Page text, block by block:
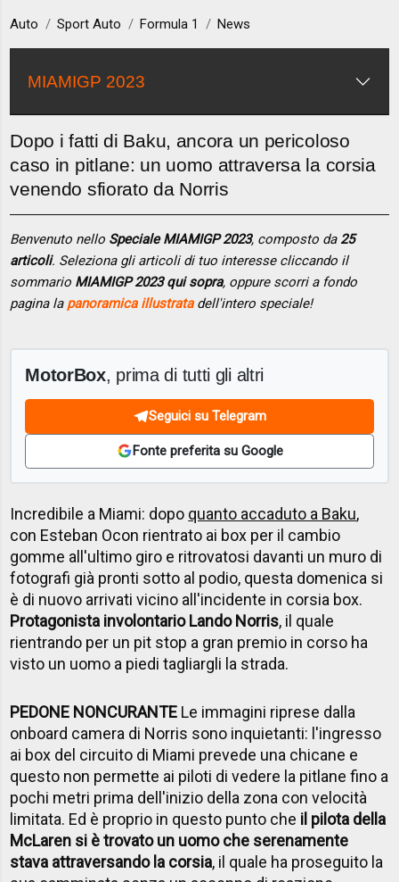
Auto Sport Auto Formula 1 News
MIAMIGP 2023
Dopo i fatti di Baku, ancora un pericoloso
caso in pitlane: un uomo attraversa la corsia
venendo sfiorato da Norris
Benvenuto nello Speciale MIAMIGP 2023, composto da 25
articoli. Seleziona gli articoli di tuo interesse cliccando il
sommario MIAMIGP 2023 qui sopra, oppure scorri a fondo
pagina la panoramica illustratadell'intero speciale!
MotorBox, prima di tutti gli altri
Seguici su Telegram
Fonte preferita su Google
Incredibile a Miami: dopo quanto accaduto a Baku,
con Esteban Ocon rientrato ai box per il cambio
gomme all'ultimo giro e ritrovatosi davanti un muro di
fotografi già pronti sotto al podio, questa domenica si
è di nuovo arrivati vicino all'incidente in corsia box.
Protagonista involontario Lando Norris, il quale
rientrando per un pit stop a gran premio in corso ha
visto un uomo a piedi tagliargli la strada.
PEDONE NONCURANTE Le immagini riprese dalla
onboard camera di Norris sono inquietanti: l'ingresso
ai box del circuito di Miami prevede una chicane e
questo non permette ai piloti di vedere la pitlane fino a
pochi metri prima dell'inizio della zona con velocità
limitata. Ed è proprio in questo punto che il pilota della
McLaren si è trovato un uomo che serenamente
stava attraversando la corsia, il quale ha proseguito la